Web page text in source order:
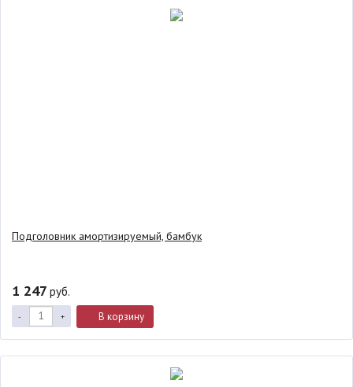
Подголовник амортизируемый, бамбук
1 247 руб.
- + В корзину